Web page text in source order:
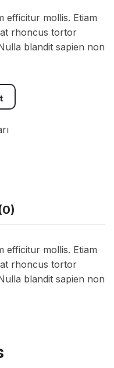
efficitur mollis. Etiam
rhoncus tortor
blandit sapien non
efficitur mollis. Etiam
rhoncus tortor
blandit sapien non